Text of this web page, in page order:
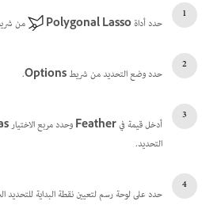
حدد أداة Polygonal Lasso من
حدد وضع التحديد من شريطOptions
.
أدخل قيمة فيFeatherوحدد مربع الاختيار
التحديد.
حدد على لوحة رسم لتعيين نقطة البداية